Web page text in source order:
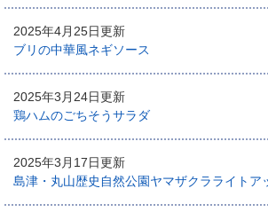
2025年4月25日更新
ブリの中華風ネギソース
2025年3月24日更新
鶏ハムのごちそうサラダ
2025年3月17日更新
島津・丸山歴史自然公園ヤマザクラライトア